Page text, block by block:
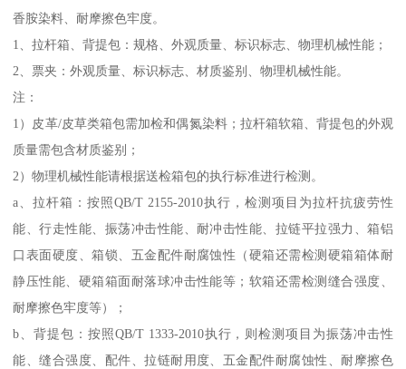
香胺染料、耐摩擦色牢度。
1、拉杆箱、背提包：规格、外观质量、标识标志、物理机械性能；
2、票夹：外观质量、标识标志、材质鉴别、物理机械性能。
注：
1）皮革/皮草类箱包需加检和偶氮染料；拉杆箱软箱、背提包的外观
质量需包含材质鉴别；
2）物理机械性能请根据送检箱包的执行标准进行检测。
a、拉杆箱：按照QB/T 2155-2010执行，检测项目为拉杆抗疲劳性
能、行走性能、振荡冲击性能、耐冲击性能、拉链平拉强力、箱铝
口表面硬度、箱锁、五金配件耐腐蚀性（硬箱还需检测硬箱箱体耐
静压性能、硬箱箱面耐落球冲击性能等；软箱还需检测缝合强度、
耐摩擦色牢度等）；
b、背提包：按照QB/T 1333-2010执行，则检测项目为振荡冲击性
能、缝合强度、配件、拉链耐用度、五金配件耐腐蚀性、耐摩擦色